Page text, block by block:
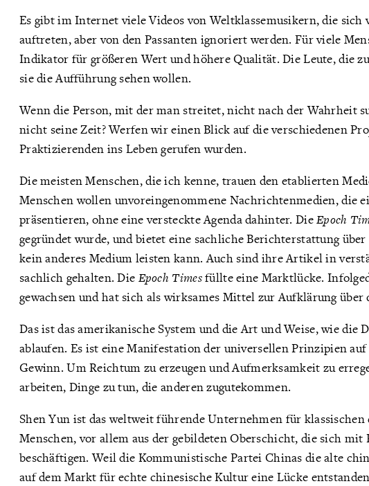
Es gibt im Internet viele Videos von Weltklassemusikern, die
auftreten, aber von den Passanten ignoriert werden. Für viele
Indikator für größeren Wert und höhere Qualität. Die Leute, die
sie die Aufführung sehen wollen.
Wenn die Person, mit der man streitet, nicht nach der Wahrheit
nicht seine Zeit? Werfen wir einen Blick auf die verschiedenen
Praktizierenden ins Leben gerufen wurden.
Die meisten Menschen, die ich kenne, trauen den etablierten
Menschen wollen unvoreingenommene Nachrichtenmedien, die
präsentieren, ohne eine versteckte Agenda dahinter. DieEpoch
gegründet wurde, und bietet eine sachliche Berichterstattung
kein anderes Medium leisten kann. Auch sind ihre Artikel in
sachlich gehalten. Die Epoch Timesfüllte eine Marktlücke.
gewachsen und hat sich als wirksames Mittel zur Aufklärung über
Das ist das amerikanische System und die Art und Weise, wie die
ablaufen. Es ist eine Manifestation der universellen Prinzipien
Gewinn. Um Reichtum zu erzeugen und Aufmerksamkeit zu
arbeiten, Dinge zu tun, die anderen zugutekommen.
Shen Yun ist das weltweit führende Unternehmen für klassischen
Menschen, vor allem aus der gebildeten Oberschicht, die sich
beschäftigen. Weil die Kommunistische Partei Chinas die alte
auf dem Markt für echte chinesische Kultur eine Lücke